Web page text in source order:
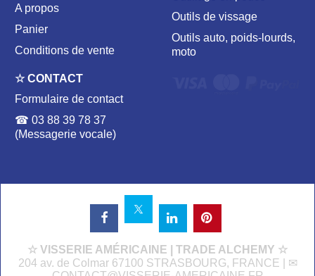
A propos
Panier
Conditions de vente
Outils de vissage
Outils auto, poids-lourds,
moto
☆ CONTACT
Formulaire de contact
☎ 03 88 39 78 37
(Messagerie vocale)
☆ VISSERIE AMÉRICAINE | TRADE ALCHEMY ☆
204 av. de Colmar 67100 STRASBOURG, FRANCE | ✉